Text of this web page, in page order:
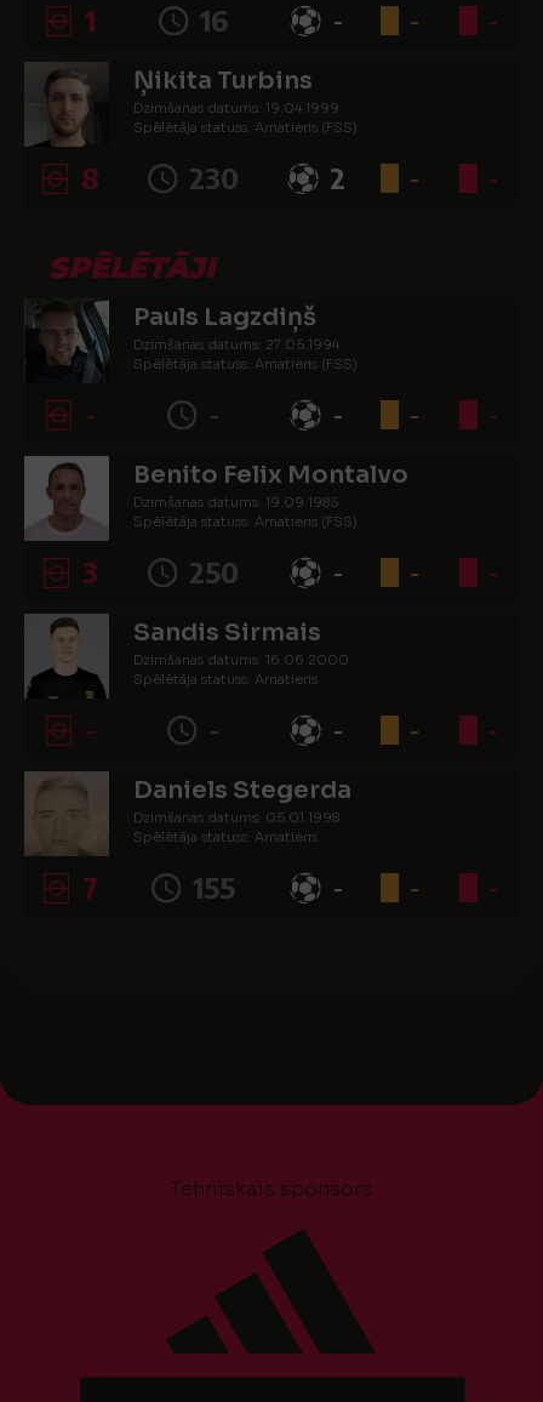
1 16 - - -
Ņikita Turbins
Dzimšanas datums: 19.04.1999.
Spēlētāja statuss: Amatieris (FSS)
8 230 2 - -
SPĒLĒTĀJI
Pauls Lagzdiņš
Dzimšanas datums: 27.05.1994.
Spēlētāja statuss: Amatieris (FSS)
- - - - -
Benito Felix Montalvo
Dzimšanas datums: 19.09.1985.
Spēlētāja statuss: Amatieris (FSS)
3 250 - - -
Sandis Sirmais
Dzimšanas datums: 16.06.2000.
Spēlētāja statuss: Amatieris
- - - - -
Daniels Stegerda
Dzimšanas datums: 05.01.1998.
Spēlētāja statuss: Amatieris
7 155 - - -
Tehniskais sponsors